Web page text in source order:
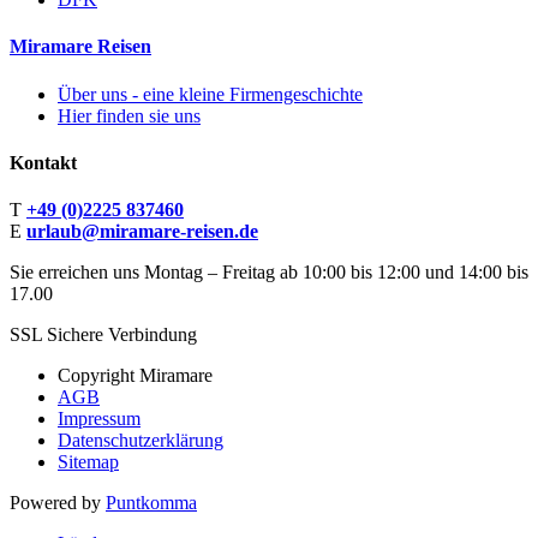
Miramare Reisen
Über uns - eine kleine Firmengeschichte
Hier finden sie uns
Kontakt
T +49 (0)2225 837460
E urlaub@miramare-reisen.de
Sie erreichen uns Montag – Freitag ab 10:00 bis 12:00 und 14:00 bis
17.00
SSL Sichere Verbindung
Copyright Miramare
AGB
Impressum
Datenschutzerklärung
Sitemap
Powered by Puntkomma